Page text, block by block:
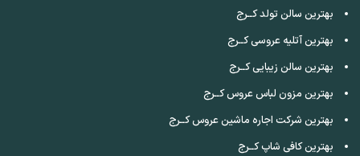
بهترین سالن تولد کــرج
بهترین آتلیه عروسی کــرج
بهترین سالن زیبایی کــرج
بهترین مزون لباس عروس کــرج
بهترین شرکت اجاره ماشین عروس کــرج
بهترین کافی شاپ کــرج